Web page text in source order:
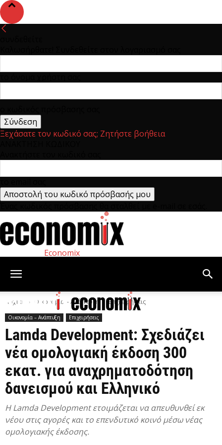
Ξεχάσατε τον κωδικό σας; Ζητήστε βοήθεια
Economix
Αρχική Οικονομία – Ανάπτυξη Επιχειρήσεις
Οικονομία – Ανάπτυξη Επιχειρήσεις
Lamda Development: Σχεδιάζει
νέα ομολογιακή έκδοση 300
εκατ. για αναχρηματοδότηση
δανεισμού και Ελληνικό
H Lamda Development ετοιμάζεται να απευθυνθεί εκ
νέου στις αγορές και το επενδυτικό κοινό μέσω νέας
ομολογιακής έκδοσης.